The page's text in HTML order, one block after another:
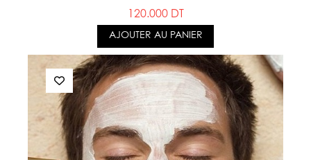
120.000 DT
AJOUTER AU PANIER